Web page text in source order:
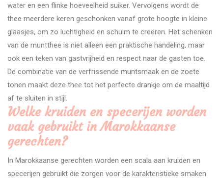
water en een flinke hoeveelheid suiker. Vervolgens wordt de
thee meerdere keren geschonken vanaf grote hoogte in kleine
glaasjes, om zo luchtigheid en schuim te creëren. Het schenken
van de muntthee is niet alleen een praktische handeling, maar
ook een teken van gastvrijheid en respect naar de gasten toe.
De combinatie van de verfrissende muntsmaak en de zoete
tonen maakt deze thee tot het perfecte drankje om de maaltijd
af te sluiten in stijl.
Welke kruiden en specerijen worden
vaak gebruikt in Marokkaanse
gerechten?
In Marokkaanse gerechten worden een scala aan kruiden en
specerijen gebruikt die zorgen voor de karakteristieke smaken